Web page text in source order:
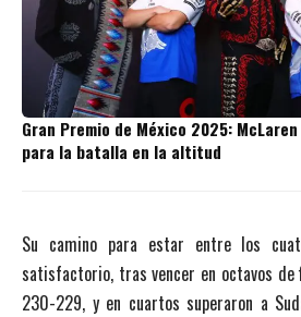
Gran Premio de México 2025:
para la batalla en la altitud
Su camino para estar entre los
satisfactorio, tras vencer en octavos de
230-229, y en cuartos superaron a